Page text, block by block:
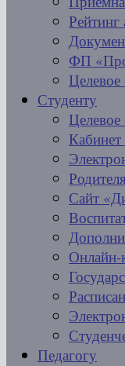
Рейтинг
ФП
Студенту
Кабинет
Сайт
Онлайн-
Педагогу